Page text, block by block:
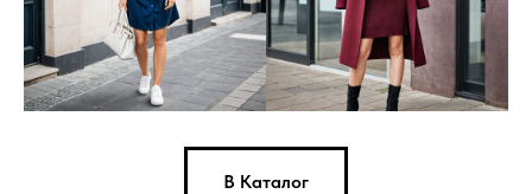
В Каталог